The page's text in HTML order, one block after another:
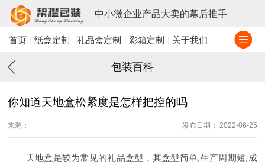
中小微企业产品大卖的幕后推手
首页 纸盒定制 礼品盒定制 彩箱定制 关于我们
包装百科
你知道天地盒松紧度是怎样把控的吗
来源： 发布日期： 2022-06-25
天地盒是较为常见的礼品盒型，其盒型简单,生产周期短,成